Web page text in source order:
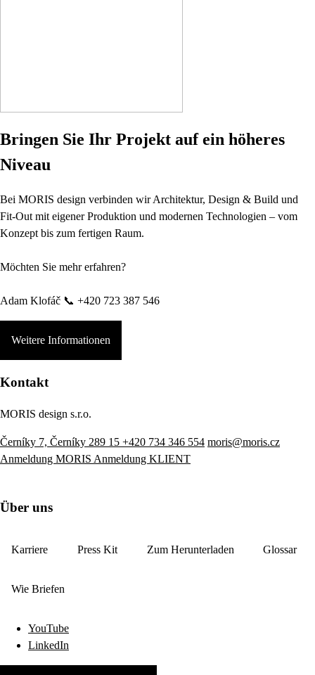
Bringen Sie Ihr Projekt auf ein höheres
Niveau
Bei MORIS design verbinden wir Architektur, Design & Build und
Fit-Out mit eigener Produktion und modernen Technologien – vom
Konzept bis zum fertigen Raum.
Möchten Sie mehr erfahren?
Adam Klofáč 📞 +420 723 387 546
Weitere Informationen
Kontakt
MORIS design s.r.o.
Černíky 7, Černíky 289 15 +420 734 346 554 moris@moris.cz
Anmeldung MORIS Anmeldung KLIENT
Über uns
Karriere Press Kit Zum Herunterladen Glossar
Wie Briefen
YouTube
LinkedIn